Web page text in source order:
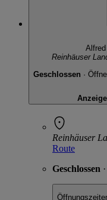
Reinhäuser
Geschlossen ·
Reinhäuser
Route
Geschlossen